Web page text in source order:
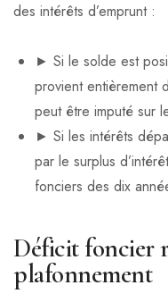
des intérêts d’emprunt :
► Si le solde est
provient entièrement
peut être imputé sur
► Si les intérêts
par le surplus
fonciers des dix
Déficit foncier
plafonnement